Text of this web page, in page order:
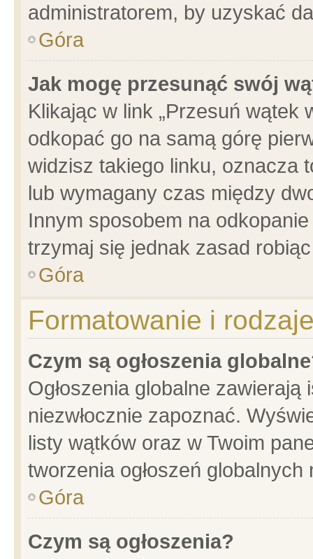
administratorem, by uzyskać
Góra
Jak mogę przesunąć swój
Klikając w link „Przesuń wątek
odkopać go na samą górę
widzisz takiego linku, oznacza
lub wymagany czas między
Innym sposobem na
trzymaj się jednak zasad
Góra
Formatowanie i
Czym są ogłoszenia
Ogłoszenia globalne
niezwłocznie zapoznać.
listy wątków oraz w Twoim
tworzenia ogłoszeń
Góra
Czym są ogłoszenia?